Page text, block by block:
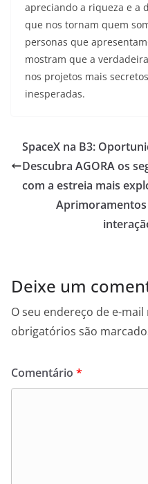
apreciando a riqueza e a
que nos tornam quem
personas que
mostram que a
nos projetos mais
inesperadas.
SpaceX na B3:
Descubra AGORA os
com a estreia mais
Aprimoramentos
Deixe um
O seu endereço de e-
obrigatórios são
Comentário *